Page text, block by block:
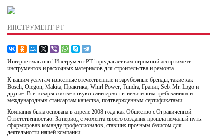
ИНСТРУМЕНТ РТ
Интернет магазин "Инструмент РТ" предлагает вам огромный ассортимент
инструментов и расходных материалов для строительства и ремонта.
К вашим услугам известные отечественные и зарубежные бренды, такие как
Bosch, Oregon, Makita, Практика, Whirl Power, Tundra, Гранит, Seb, Mr. Logo и
другие. Все товары соответствуют санитарно-гигиеническим требованиям и
международным стандартам качества, подтвержденным сертификатами.
Компания была основана в апреле 2008 года как Общество с Ограниченной
Ответственностью. За период с момента своего создания прошла немалый путь,
сформировав команду профессионалов, ставших прочным базисом для
деятельности нашей компании.